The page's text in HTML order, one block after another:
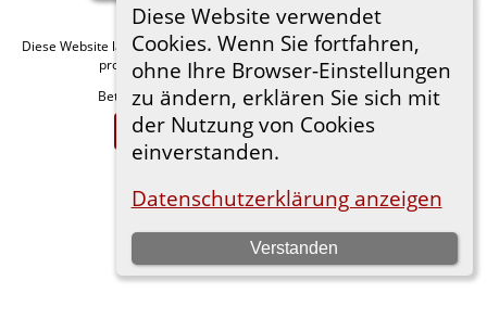
Diese Website verwendet
Cookies. Wenn Sie fortfahren,
ohne Ihre Browser-Einstellungen
zu ändern, erklären Sie sich mit
der Nutzung von Cookies
einverstanden.
Datenschutzerklärung anzeigen
Verstanden
Diese Website läuft mitThe Next Generation of Genealogy Sitebuildingv. 15.0.1,
programmiert von Darrin Lythgoe © 2001-2026.
Betreut von Florian Wiedner. |Datenschutzerklärung.
Zur Desktop-Webseite wechseln